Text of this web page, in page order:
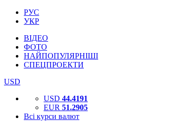
РУС
УКР
ВІДЕО
ФОТО
НАЙПОПУЛЯРНІШІ
СПЕЦПРОЕКТИ
USD
USD 44.4191
EUR 51.2905
Всі курси валют